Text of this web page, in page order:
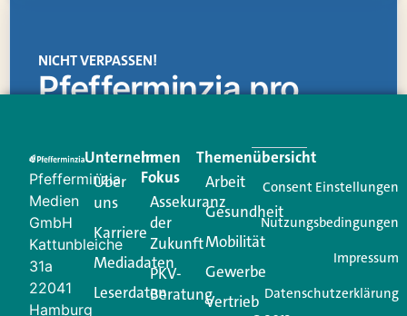
NICHT VERPASSEN!
Pfefferminzia.pro
Creator für Ihre Kundenkommunikation. Alles, was
Ihren Vertriebsalltag leichter macht. Mit nur einem
Login.
Jetzt anmelden
Pfefferminzia
Medien
GmbH
Kattunbleiche
31a
22041
Hamburg
Unternehmen
Über
uns
Karriere
Mediadaten
Leserdaten
Im
Fokus
Assekuranz
der
Zukunft
PKV-
Beratung
Themenübersicht
Arbeit
Gesundheit
Mobilität
Gewerbe
Vertrieb
Consent Einstellungen
Nutzungsbedingungen
Impressum
Datenschutzerklärung